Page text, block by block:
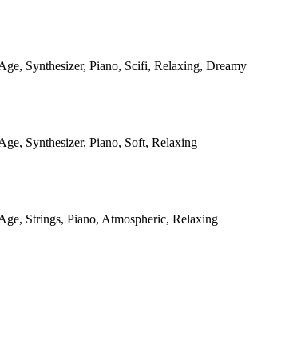
Synthesizer, Piano, Scifi, Relaxing, Dreamy
Synthesizer, Piano, Soft, Relaxing
Strings, Piano, Atmospheric, Relaxing